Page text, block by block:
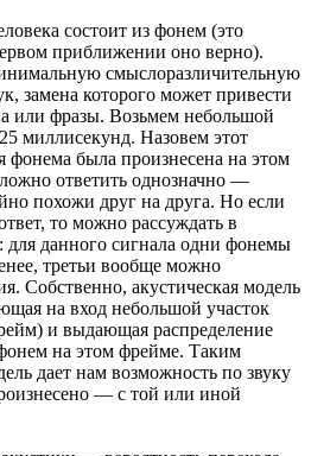
состоит из фонем (это
приближении оно верно).
смыслоразличительную
замена которого может привести
или фразы. Возьмем небольшой
миллисекунд. Назовем этот
фонема была произнесена на этом
ответить однозначно —
похожи друг на друга. Но если
то можно рассуждать в
для данного сигнала одни фонемы
третьи вообще можно
Собственно, акустическая модель
на вход небольшой участок
и выдающая распределение
на этом фрейме. Таким
дает нам возможность по звуку
— с той или иной